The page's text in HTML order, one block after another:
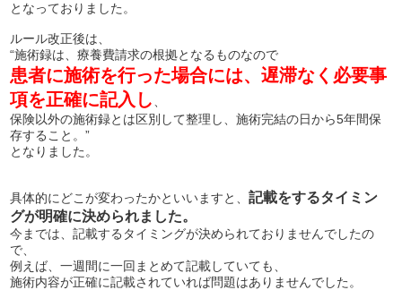
となっておりました。
ルール改正後は、
“施術録は、療養費請求の根拠となるものなので
患者に施術を行った場合には、遅滞なく必要事
項を正確に記入し
保険以外の施術録とは区別して整理し、施術完結の日から5年間保
存すること。”
となりました。
具体的にどこが変わったかといいますと、記載をするタイミン
グが明確に決められました。
今までは、記載するタイミングが決められておりませんでしたの
で、
例えば、一週間に一回まとめて記載していても、
施術内容が正確に記載されていれば問題はありませんでした。